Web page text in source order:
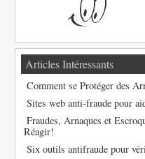
Articles Intéressants
Comment se Protéger des
Sites web anti-fraude pour
Fraudes, Arnaques et
Réagir!
Six outils antifraude pour